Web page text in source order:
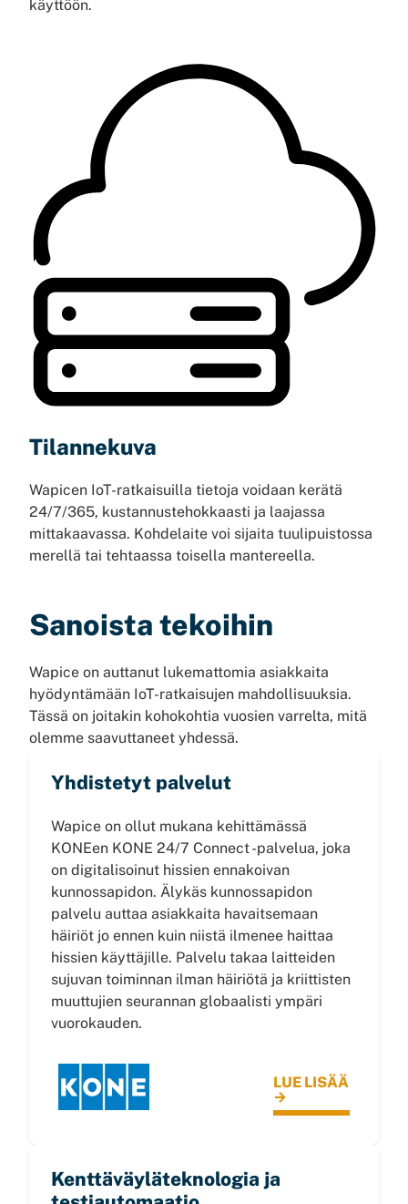
käyttöön.
Tilannekuva
Wapicen IoT-ratkaisuilla tietoja voidaan kerätä
24/7/365, kustannustehokkaasti ja laajassa
mittakaavassa. Kohdelaite voi sijaita tuulipuistossa
merellä tai tehtaassa toisella mantereella.
Sanoista tekoihin
Wapice on auttanut lukemattomia asiakkaita
hyödyntämään IoT-ratkaisujen mahdollisuuksia.
Tässä on joitakin kohokohtia vuosien varrelta, mitä
olemme saavuttaneet yhdessä.
Yhdistetyt palvelut
Wapice on ollut mukana kehittämässä
KONEen KONE 24/7 Connect -palvelua, joka
on digitalisoinut hissien ennakoivan
kunnossapidon. Älykäs kunnossapidon
palvelu auttaa asiakkaita havaitsemaan
häiriöt jo ennen kuin niistä ilmenee haittaa
hissien käyttäjille. Palvelu takaa laitteiden
sujuvan toiminnan ilman häiriötä ja kriittisten
muuttujien seurannan globaalisti ympäri
vuorokauden.
LUE LISÄÄ
→
Kenttäväyläteknologia ja